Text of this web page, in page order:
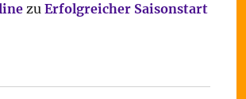
zu Erfolgreicher Saisonstart